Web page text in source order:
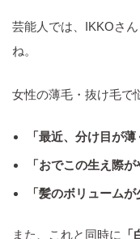
芸能人では、IKKOさ
ね。
女性の薄毛・抜け毛で
「最近、分け目が
「おでこの生え際
「髪のボリューム
また、これと同時に